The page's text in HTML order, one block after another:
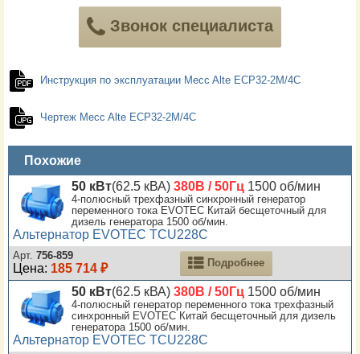
Звонок специалиста
Инструкция по эксплуатации Mecc Alte ECP32-2M/4C
Чертеж Mecc Alte ECP32-2M/4C
Похожие
50 кВт(62.5 кВА) 380В / 50Гц 1500 об/мин
4-полюсный трехфазный синхронный генератор
переменного тока EVOTEC Китай бесщеточный для
дизель генератора 1500 об/мин.
Альтернатор EVOTEC TCU228C
Арт. 756-859
Цена: 185 714 ₽ Подробнее
50 кВт(62.5 кВА) 380В / 50Гц 1500 об/мин
4-полюсный генератор переменного тока трехфазный
синхронный EVOTEC Китай бесщеточный для дизель
генератора 1500 об/мин.
Альтернатор EVOTEC TCU228C